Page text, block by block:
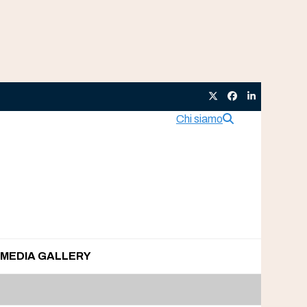
TwitterFacebook
LinkedIn
Chi siamo
MEDIA GALLERY